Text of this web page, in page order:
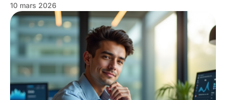
10 mars 2026